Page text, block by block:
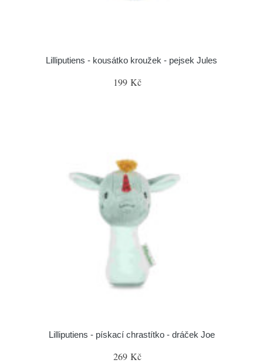
Lilliputiens - kousátko kroužek - pejsek Jules
199 Kč
Lilliputiens - pískací chrastítko - dráček Joe
269 Kč